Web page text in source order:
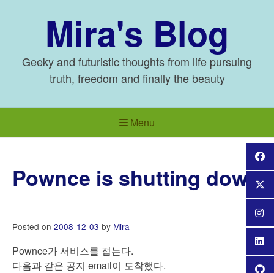
Mira's Blog
Geeky and futuristic thoughts from life pursuing
truth, freedom and finally the beauty
Menu
Pownce is shutting down
Posted on 2008-12-03 by Mira
Pownce가 서비스를 접는다.
다음과 같은 공지 email이 도착했다.